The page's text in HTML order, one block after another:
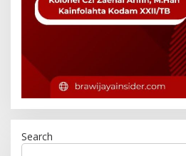
Search